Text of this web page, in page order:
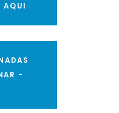
AQUI
-